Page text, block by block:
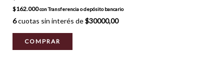
$162.000conTransferencia o depósito bancario
6cuotas sin interés de$30000,00